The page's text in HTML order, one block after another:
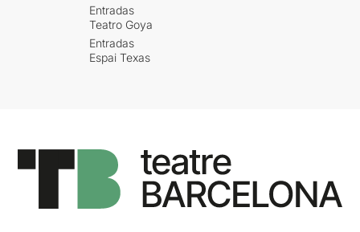
Entradas
Teatro Goya
Entradas
Espai Texas